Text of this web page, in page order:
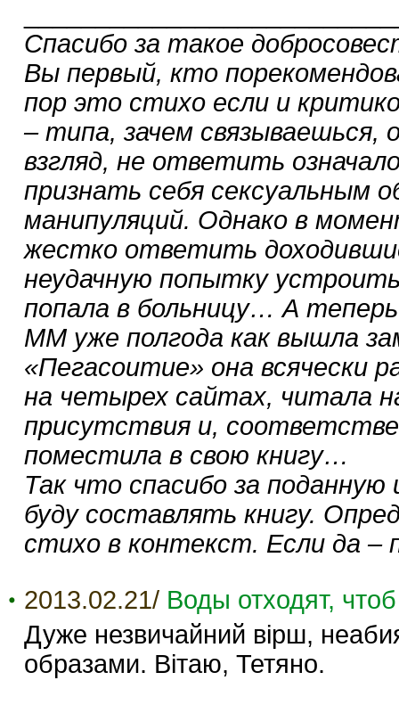
Спасибо за такое
Вы первый, кто
пор это стихо если и
– типа, зачем связываешься,
взгляд, не ответить
признать себя сексуальным
манипуляций. Однако в
жестко ответить
неудачную попытку
попала в больницу… А
ММ уже полгода как вышла
«Пегасоитие» она всячески
на четырех сайтах, читала
присутствия и,
поместила в свою книгу…
Так что спасибо за
буду составлять книгу.
стихо в контекст. Если да –
2013.02.21/ Воды отходят,
Дуже незвичайний вірш,
образами. Вітаю, Тетяно.